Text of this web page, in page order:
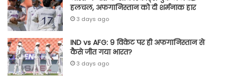
हलचल, अफगानिस्तान को दी शर्मनाक हार
3 days ago
IND vs AFG: 9 विकेट पर ही अफगानिस्तान से
कैसे जीत गया भारत?
3 days ago